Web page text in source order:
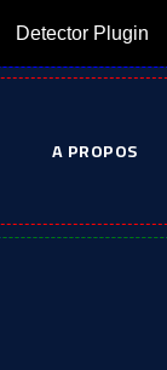
Detector Plugin
A PROPOS